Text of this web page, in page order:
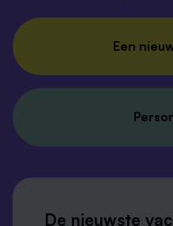
Een
blijf op
De nieuwste